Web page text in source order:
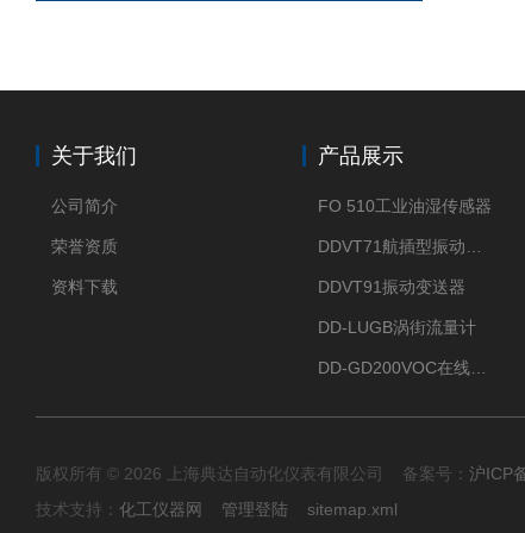
关于我们
公司简介
荣誉资质
资料下载
产品展示
FO 510工业油湿传感器
DDVT91振动变送器
DD-LUGB涡街流量计
版权所有 © 2026 上海典达自动化仪表有限公司 备案号： 沪ICP
技术支持： 化工仪器网 管理登陆 sitemap.xml